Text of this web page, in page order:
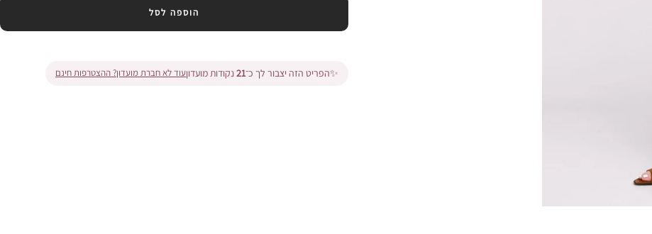
הוספה לסל
✨הפריט הזה יצבור לך כ־21נקודות מועדוןעוד לא חברת מועדון? ההצטרפות חינם